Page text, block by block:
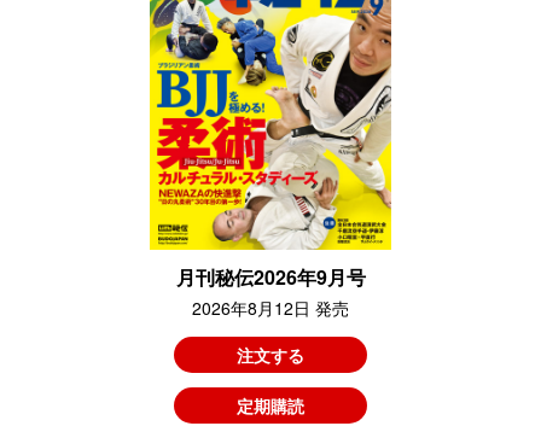
月刊秘伝2026年9月号
2026年8月12日 発売
注文する
定期購読